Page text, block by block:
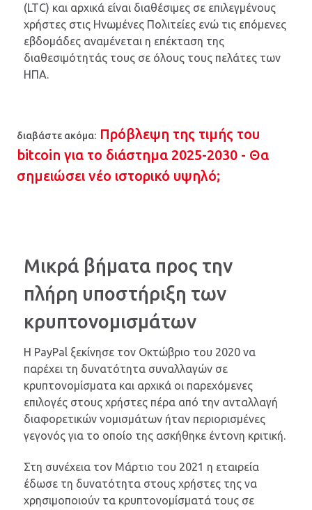
(LTC) και αρχικά είναι διαθέσιμες σε επιλεγμένους
χρήστες στις Ηνωμένες Πολιτείες ενώ τις επόμενες
εβδομάδες αναμένεται η επέκταση της
διαθεσιμότητάς τους σε όλους τους πελάτες των
ΗΠΑ.
διαβάστε ακόμα: Πρόβλεψη της τιμής του
bitcoin για το διάστημα 2025-2030 - Θα
σημειώσει νέο ιστορικό υψηλό;
Μικρά βήματα προς την
πλήρη υποστήριξη των
κρυπτονομισμάτων
Η PayPal ξεκίνησε τον Οκτώβριο του 2020 να
παρέχει τη δυνατότητα συναλλαγών σε
κρυπτονομίσματα και αρχικά οι παρεχόμενες
επιλογές στους χρήστες πέρα από την ανταλλαγή
διαφορετικών νομισμάτων ήταν περιορισμένες
γεγονός για το οποίο της ασκήθηκε έντονη κριτική.
Στη συνέχεια τον Μάρτιο του 2021 η εταιρεία
έδωσε τη δυνατότητα στους χρήστες της να
χρησιμοποιούν τα κρυπτονομίσματά τους σε